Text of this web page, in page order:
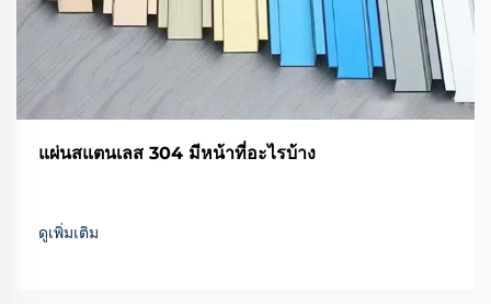
แผ่นสแตนเลส 304 มีหน้าที่อะไรบ้าง
ดูเพิ่มเติม